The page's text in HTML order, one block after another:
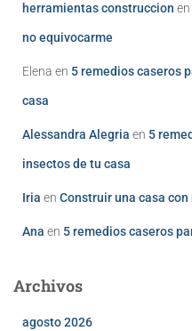
herramientas construccion en
no equivocarme
Elena en 5 remedios caseros
casa
Alessandra Alegria en 5
insectos de tu casa
Iria en Construir una casa
Ana en 5 remedios caseros
Archivos
agosto 2026